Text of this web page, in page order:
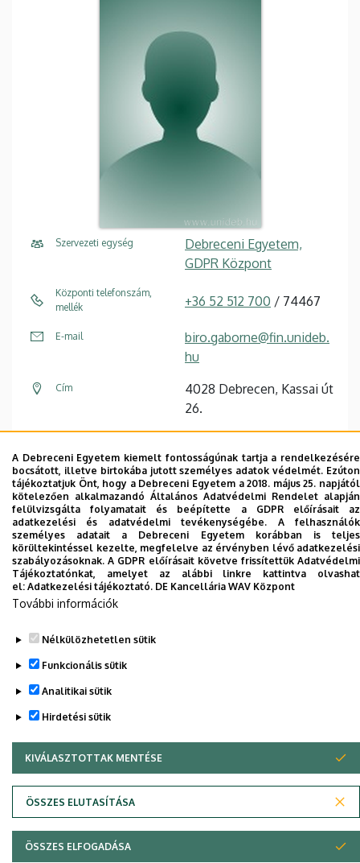
Szervezeti egység
Debreceni Egyetem,
GDPR Központ
Központi telefonszám,
mellék
+36 52 512 700 / 74467
E-mail
biro.gaborne@fin.unideb.
hu
Cím
4028 Debrecen, Kassai út
26.
Campus), földszint, 34
Dolgozói adatmódosítás igénylése a DE
telefonkönyvében|Külső személyek rögzítése a
DE telefonkönyvében|Súgó|Hibabejelentés
Adatvédelem
A Debreceni Egyetem kiemelt fontosságúnak tartja a rendelkezésére
bocsátott, illetve birtokába jutott személyes adatok védelmét. Ezúton
tájékoztatjuk Önt, hogy a Debreceni Egyetem a 2018. május 25. napjától
kötelezően alkalmazandó Általános Adatvédelmi Rendelet alapján
felülvizsgálta folyamatait és beépítette a GDPR előírásait az
adatkezelési és adatvédelmi tevékenységébe. A felhasználók
személyes adatait a Debreceni Egyetem korábban is teljes
körültekintéssel kezelte, megfelelve az érvényben lévő adatkezelési
szabályozásoknak. A GDPR előírásait követve frissítettük Adatvédelmi
Tájékoztatónkat, amelyet az alábbi linkre kattintva olvashat
el: Adatkezelési tájékoztató. DE Kancellária WAV Központ
További információk
Nélkülözhetetlen sütik
Funkcionális sütik
Analitikai sütik
Hirdetési sütik
KIVÁLASZTOTTAK MENTÉSE
ÖSSZES ELUTASÍTÁSA
WITHDRAW CONSENT
ÖSSZES ELFOGADÁSA